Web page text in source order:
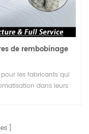
de rembobinage
les fabricants qui
dans leurs